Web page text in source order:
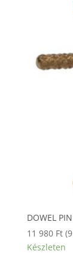
DOWEL
11 980 Ft (
Készleten